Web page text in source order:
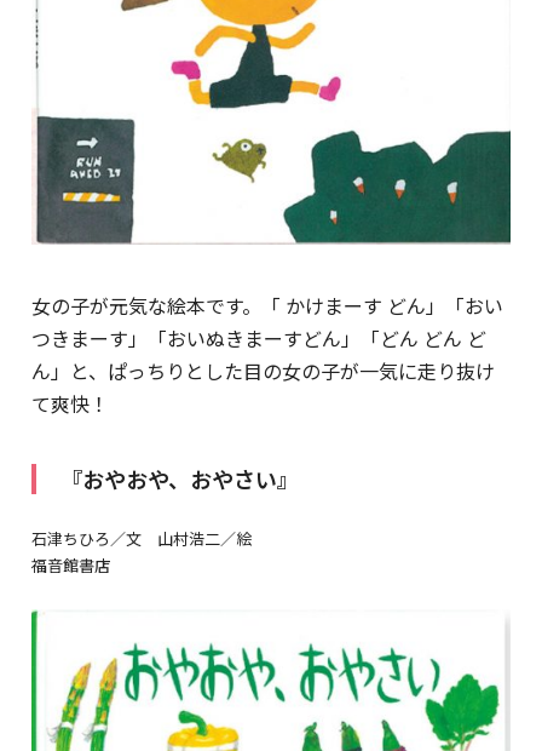
女の子が元気な絵本です。「 かけまーす どん」「おい
つきまーす」「おいぬきまーすどん」「どん どん ど
ん」と、ぱっちりとした目の女の子が一気に走り抜け
て爽快！
『おやおや、おやさい』
石津ちひろ／文 山村浩二／絵
福音館書店